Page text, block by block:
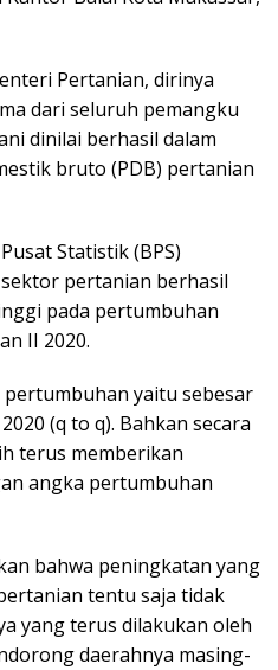
Pertanian, dirinya
dari seluruh pemangku
dinilai berhasil dalam
bruto (PDB) pertanian
Statistik (BPS)
pertanian berhasil
pada pertumbuhan
II 2020.
yaitu sebesar
(q to q). Bahkan secara
terus memberikan
angka pertumbuhan
bahwa peningkatan yang
tentu saja tidak
yang terus dilakukan oleh
daerahnya masing-